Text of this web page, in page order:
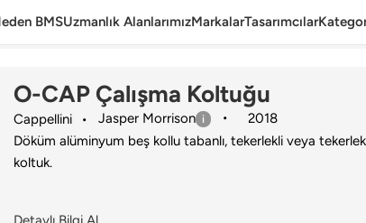
BMSUzmanlık AlanlarımızMarkalarTasarımcılar
Ana Sayfa›Ofis›Çalışma Koltuğu›Cappellini›O-CAP
O-CAP Çalışma Koltuğu
Cappellini Jasper Morrison
2018
Döküm alüminyum beş kollu tabanlı, tekerlekli veya
koltuk.